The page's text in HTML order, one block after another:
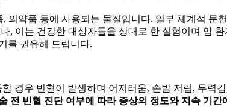
의약품 등에 사용되는 물질입니다. 일부 체계적 문
, 이는 건강한 대상자들을 상대로 한 실험이며 암
를 권유해 드립니다.
경우 빈혈이 발생하며 어지러움, 손발 저림, 무력
전 빈혈 진단 여부에 따라 증상의 정도와 지속 기간